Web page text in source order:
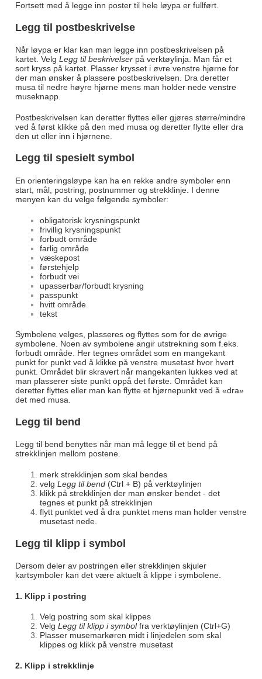
Fortsett med å legge inn poster til hele løypa er fullført.
Legg til postbeskrivelse
Når løypa er klar kan man legge inn postbeskrivelsen på
kartet. Velg Legg til beskrivelser på verktøylinja. Man får et
sort kryss på kartet. Plasser krysset i øvre venstre hjørne for
der man ønsker å plassere postbeskrivelsen. Dra deretter
musa til nedre høyre hjørne mens man holder nede venstre
museknapp.
Postbeskrivelsen kan deretter flyttes eller gjøres større/mindre
ved å først klikke på den med musa og deretter flytte eller dra
den ut eller inn i hjørnene.
Legg til spesielt symbol
En orienteringsløype kan ha en rekke andre symboler enn
start, mål, postring, postnummer og strekklinje. I denne
menyen kan du velge følgende symboler:
obligatorisk krysningspunkt
frivillig krysningspunkt
forbudt område
farlig område
væskepost
førstehjelp
forbudt vei
upasserbar/forbudt krysning
passpunkt
hvitt område
tekst
Symbolene velges, plasseres og flyttes som for de øvrige
symbolene. Noen av symbolene angir utstrekning som f.eks.
forbudt område. Her tegnes området som en mangekant
punkt for punkt ved å klikke på venstre musetast hvor hvert
punkt. Området blir skravert når mangekanten lukkes ved at
man plasserer siste punkt oppå det første. Området kan
deretter flyttes eller man kan flytte et hjørnepunkt ved å «dra»
det med musa.
Legg til bend
Legg til bend benyttes når man må legge til et bend på
strekklinjen mellom postene.
merk strekklinjen som skal bendes
velg Legg til bend (Ctrl + B) på verktøylinjen
klikk på strekklinjen der man ønsker bendet - det
tegnes et punkt på strekklinjen
flytt punktet ved å dra punktet mens man holder venstre
musetast nede.
Legg til klipp i symbol
Dersom deler av postringen eller strekklinjen skjuler
kartsymboler kan det være aktuelt å klippe i symbolene.
1. Klipp i postring
Velg postring som skal klippes
Velg Legg til klipp i symbolfra verktøylinjen (Ctrl+G)
Plasser musemarkøren midt i linjedelen som skal
klippes og klikk på venstre musetast
2. Klipp i strekklinje